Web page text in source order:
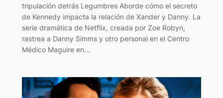
tripulación detrás Legumbres Aborde cómo el secreto
de Kennedy impacta la relación de Xander y Danny. La
serie dramática de Netflix, creada por Zoe Robyn,
rastrea a Danny Simms y otro personal en el Centro
Médico Maguire en…